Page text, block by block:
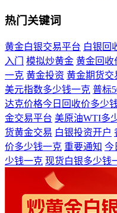
热门关键词
黄金白银交易平台 白银回
入门
模拟炒黄金 黄金回收
一克 黄金投资 黄金期货交
美元指数多少钱一克 普标
达克价格今日回收价多少
金交易平台 美原油WTI多
货黄金交易 白银投资开户
价多少钱一克 重要通知 今
少钱一克 现货白银多少钱